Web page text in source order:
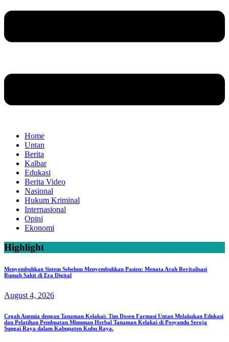
Home
Untan
Berita
Kalbar
Edukasi
Berita Video
Nasional
Hukum Kriminal
Internasional
Opini
Ekonomi
Highlight
Menyembuhkan Sistem Sebelum Menyembuhkan Pasien: Menata Arah Revitalisasi
Rumah Sakit di Era Digital
August 4, 2026
Cegah Anemia dengan Tanaman Kelakai: Tim Dosen Farmasi Untan Melakukan Edukasi
dan Pelatihan Pembuatan Minuman Herbal Tanaman Kelakai di Posyandu Seroja
Sungai Raya dalam Kabupaten Kubu Raya.